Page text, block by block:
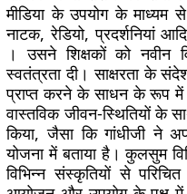
मीडिया के उपयोग के माध्यम
नाटक, रेडियो, प्रदर्शनियां
। उसने शिक्षकों को नवीन
स्वतंत्रता दी। साक्षरता के
प्राप्त करने के साधन के रूप में
वास्तविक जीवन-स्थितियों के
किया, जैसा कि गांधीजी ने
योजना में बताया है। कुलसुम
विभिन्न संस्कृतियों से